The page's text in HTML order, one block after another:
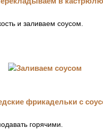
и заливаем соусом.
горячими.